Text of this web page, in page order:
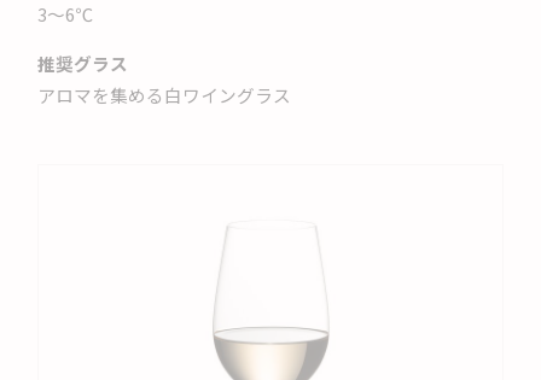
3〜6℃
推奨グラス
アロマを集める白ワイングラス